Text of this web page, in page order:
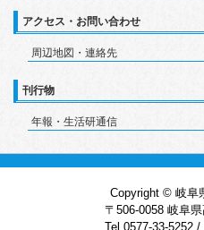
アクセス・お問い合わせ
周辺地図・連絡先
刊行物
年報・生活研通信
Copyright © 岐阜
〒506-0058 岐阜
Tel.0577-33-5252